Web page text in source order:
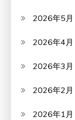
2026年5月
2026年4月
2026年3月
2026年2月
2026年1月